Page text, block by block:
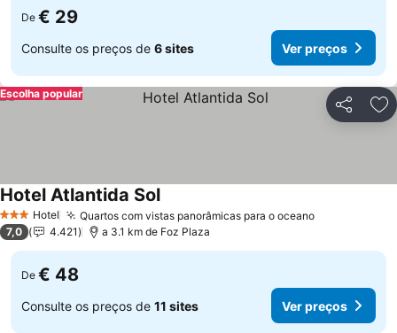
De € 29
Consulte os preços de 6 sites Ver preços
Partilhar
Escolha popular
3 EstrelasHotel Quartos com vistas panorâmicas para o oceanoVer preços
Hotel Atlantida SolVer preços
7,0 4.421 a 3.1 km de Foz Plaza
De € 48
Consulte os preços de 11 sites Ver preços